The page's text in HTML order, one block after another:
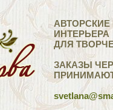
ДЛЯ
ЗАКАЗЫ
svetlana